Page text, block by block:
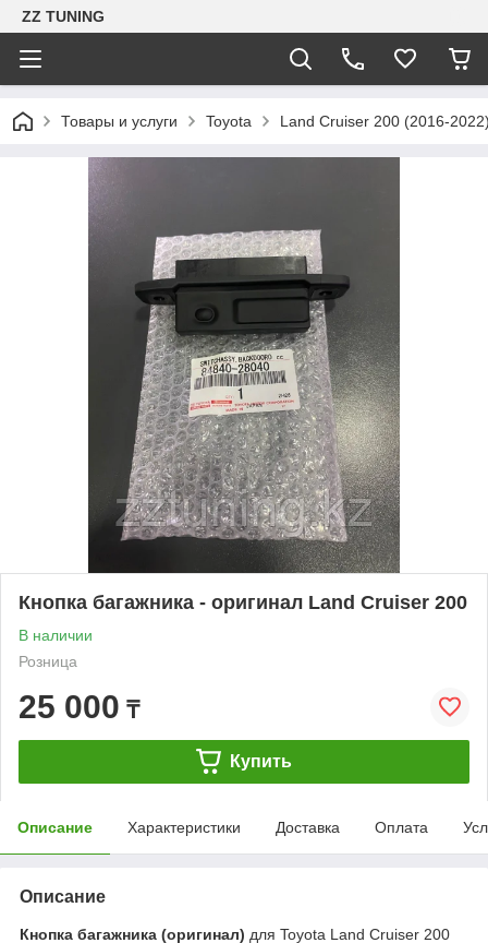
ZZ TUNING
Товары и услуги Toyota Land Cruiser 200 (2016-
Кнопка багажника - оригинал Land Cruiser 200
В наличии
Розница
25 000 ₸
Купить
Описание Характеристики Доставка Оплата
Описание
Кнопка багажника (оригинал) для Toyota Land Cruiser 200